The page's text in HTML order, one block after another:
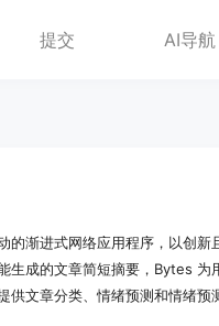
提交 AI导航
的渐进式网络应用程序，以创
生成的文章简短摘要，Bytes 为
供文章分类、情绪预测和情绪预